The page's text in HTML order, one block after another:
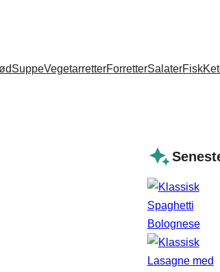
SuppeVegetarretterForretterSalaterFisk